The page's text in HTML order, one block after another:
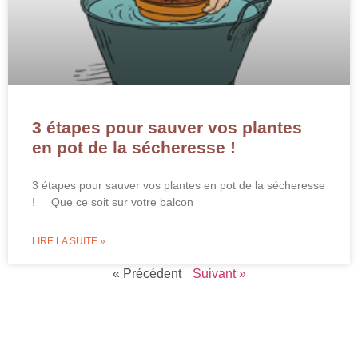
3 étapes pour sauver vos plantes
en pot de la sécheresse !
3 étapes pour sauver vos plantes en pot de la sécheresse
! Que ce soit sur votre balcon
LIRE LA SUITE »
« Précédent Suivant »